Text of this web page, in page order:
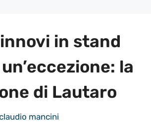
in stand
la
di Lautaro
mancini